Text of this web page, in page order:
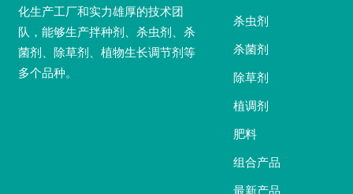
化生产工厂和实力雄厚的技术团
队，能够生产拌种剂、杀虫剂、杀
菌剂、除草剂、植物生长调节剂等
多个品种。
杀虫剂
杀菌剂
除草剂
植调剂
肥料
组合产品
最新产品